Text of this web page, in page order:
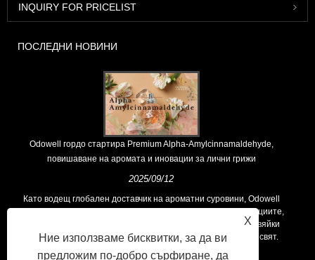
INQUIRY FOR PRICELIST
ПОСЛЕДНИ НОВИНИ
Odowell гордо стартира Premium Alpha-Amylcinnamaldehyde,
повишаване на аромата и иновации за лични грижи
2025/09/12
Като водещ глобален доставчик на ароматни суровини, Odowell
поддържа основна философия на „ориентирана към иновациите,
фокусирани върху качеството“, последователно предоставяйки
превъзходни решения за аромати на клиентите по целия свят.
X
Ние използваме бисквитки, за да ви
предложим по-добро сърфиране, да